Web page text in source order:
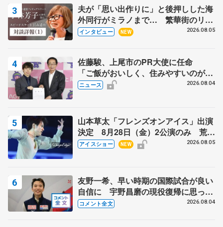
夫が「思い出作りに」と後押しした海
外同行がミラノまで… 繁華街のリン
クでは不良のお兄さんも味方に 小林
インタビュー NEW 2026.08.05
佐藤駿、上尾市のPR大使に任命
「ご飯がおいしく、住みやすいのが魅
力」
ニュース 2026.08.04
山本草太「フレンズオンアイス」出演
決定 8月28日（金）2公演のみ 荒川
静香さんプロデュース、20周年のアイ
アイスショー NEW 2026.08.05
友野一希、早い時期の国際試合が良い
自信に 宇野昌磨の現役復帰に思って
いること 【アジアンオープントロフ
コメント全文 2026.08.04